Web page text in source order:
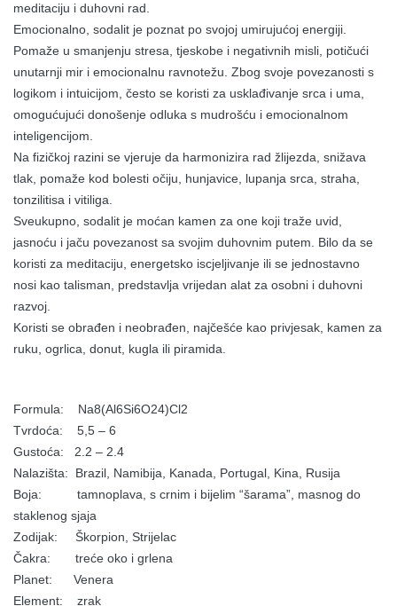
meditaciju i duhovni rad.
Emocionalno, sodalit je poznat po svojoj umirujućoj energiji.
Pomaže u smanjenju stresa, tjeskobe i negativnih misli, potičući
unutarnji mir i emocionalnu ravnotežu. Zbog svoje povezanosti s
logikom i intuicijom, često se koristi za usklađivanje srca i uma,
omogućujući donošenje odluka s mudrošću i emocionalnom
inteligencijom.
Na fizičkoj razini se vjeruje da harmonizira rad žlijezda, snižava
tlak, pomaže kod bolesti očiju, hunjavice, lupanja srca, straha,
tonzilitisa i vitiliga.
Sveukupno, sodalit je moćan kamen za one koji traže uvid,
jasnoću i jaču povezanost sa svojim duhovnim putem. Bilo da se
koristi za meditaciju, energetsko iscjeljivanje ili se jednostavno
nosi kao talisman, predstavlja vrijedan alat za osobni i duhovni
razvoj.
Koristi se obrađen i neobrađen, najčešće kao privjesak, kamen za
ruku, ogrlica, donut, kugla ili piramida.
Formula: Na8(Al6Si6O24)Cl2
Tvrdoća: 5,5 – 6
Gustoća: 2.2 – 2.4
Nalazišta: Brazil, Namibija, Kanada, Portugal, Kina, Rusija
Boja: tamnoplava, s crnim i bijelim “šarama”, masnog do
staklenog sjaja
Zodijak: Škorpion, Strijelac
Čakra: treće oko i grlena
Planet: Venera
Element: zrak